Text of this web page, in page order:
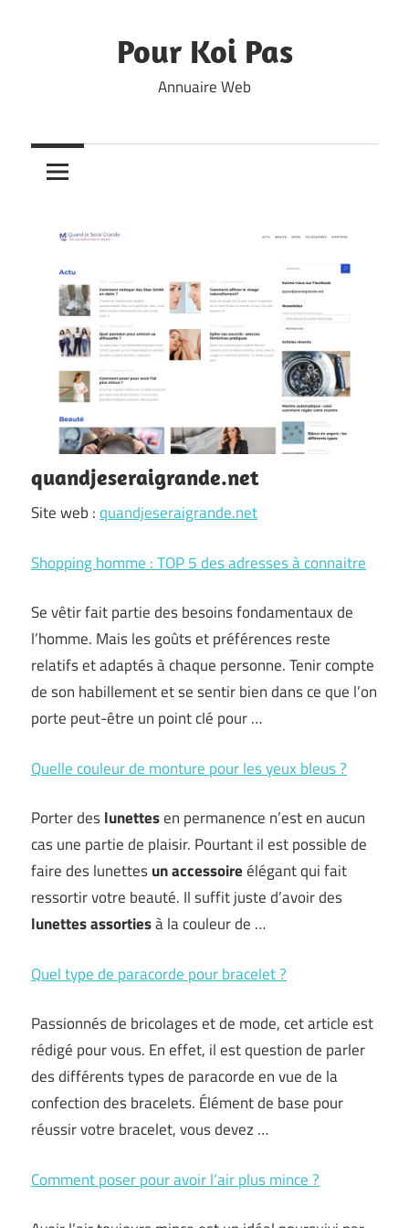
Pour Koi Pas
Annuaire Web
quandjeseraigrande.net
Site web :quandjeseraigrande.net
Shopping homme : TOP 5 des adresses à connaitre
Se vêtir fait partie des besoins fondamentaux de
l’homme. Mais les goûts et préférences reste
relatifs et adaptés à chaque personne. Tenir compte
de son habillement et se sentir bien dans ce que l’on
porte peut-être un point clé pour …
Quelle couleur de monture pour les yeux bleus ?
Porter deslunettesen permanence n’est en aucun
cas une partie de plaisir. Pourtant il est possible de
faire des lunettesun accessoireélégant qui fait
ressortir votre beauté. Il suffit juste d’avoir des
lunettes assortiesà la couleur de …
Quel type de paracorde pour bracelet ?
Passionnés de bricolages et de mode, cet article est
rédigé pour vous. En effet, il est question de parler
des différents types de paracorde en vue de la
confection des bracelets. Élément de base pour
réussir votre bracelet, vous devez …
Comment poser pour avoir l’air plus mince ?